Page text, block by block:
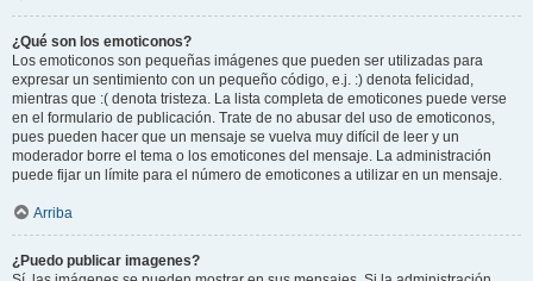
¿Qué son los emoticonos?
Los emoticonos son pequeñas imágenes que pueden ser utilizadas para
expresar un sentimiento con un pequeño código, e.j. :) denota felicidad,
mientras que :( denota tristeza. La lista completa de emoticones puede verse
en el formulario de publicación. Trate de no abusar del uso de emoticonos,
pues pueden hacer que un mensaje se vuelva muy difícil de leer y un
moderador borre el tema o los emoticones del mensaje. La administración
puede fijar un límite para el número de emoticones a utilizar en un mensaje.
Arriba
¿Puedo publicar imagenes?